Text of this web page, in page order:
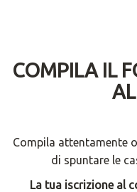
COMPILA IL
Compila attentamente
di spuntare le
La tua iscrizione al